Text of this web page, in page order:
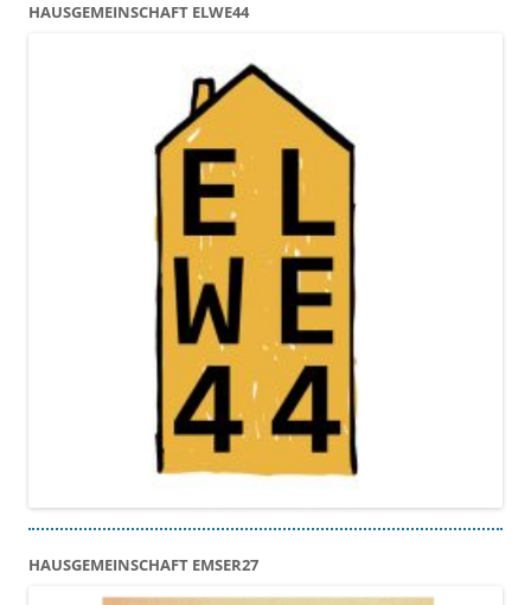
HAUSGEMEINSCHAFT ELWE44
HAUSGEMEINSCHAFT EMSER27